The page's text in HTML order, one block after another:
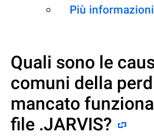
Più informazioni
Quali sono le
comuni della
mancato
file .JARVIS?